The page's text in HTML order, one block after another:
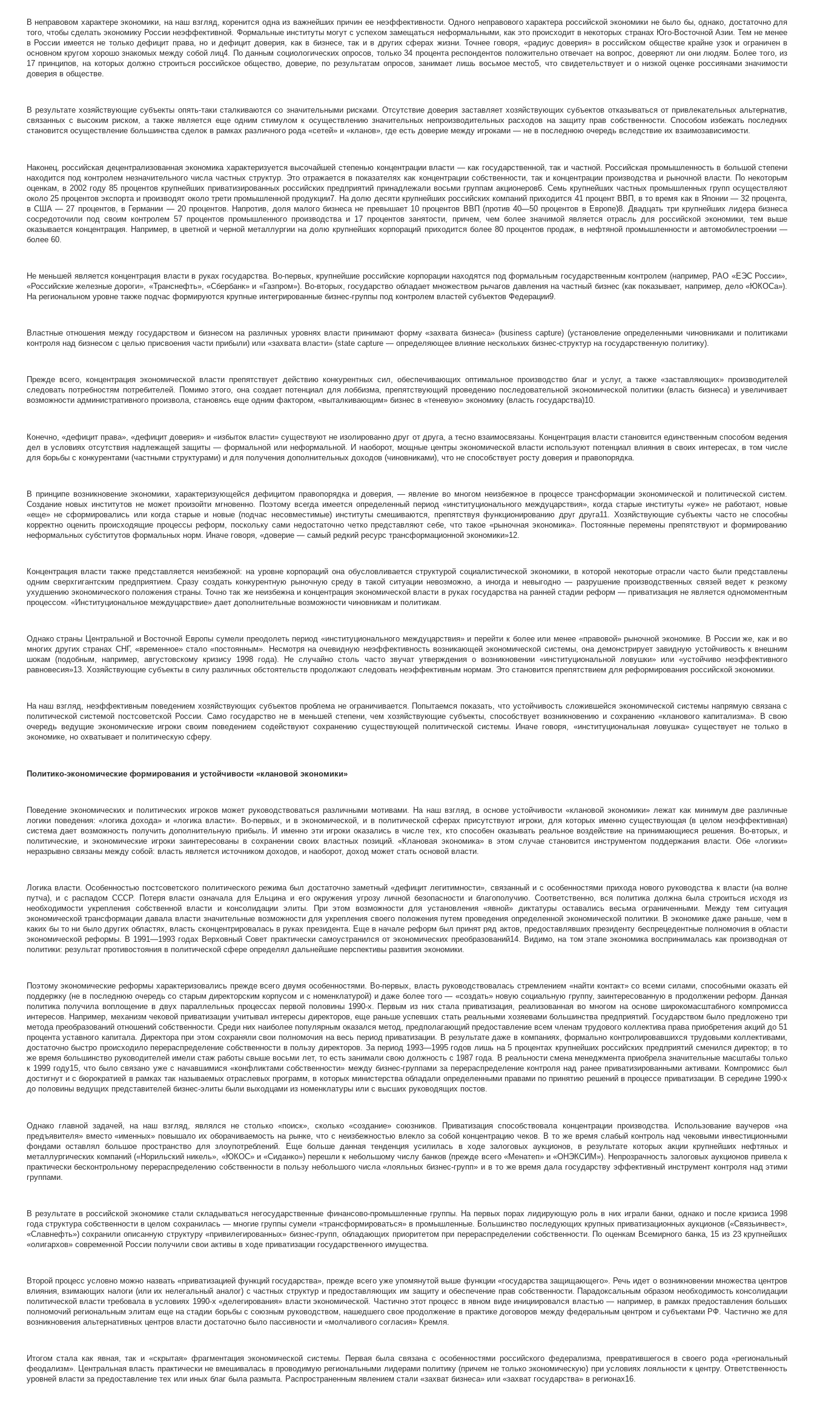
В неправовом характере экономики, на наш взгляд, коренится одна из важнейших причин ее неэффективности. Одного неправового характера российской экономики не было бы, однако, достаточно для
того, чтобы сделать экономику России неэффективной. Формальные институты могут с успехом замещаться неформальными, как это происходит в некоторых странах Юго-Восточной Азии. Тем не менее
в России имеется не только дефицит права, но и дефицит доверия, как в бизнесе, так и в других сферах жизни. Точнее говоря, «радиус доверия» в российском обществе крайне узок и ограничен в
основном кругом хорошо знакомых между собой лиц4. По данным социологических опросов, только 34 процента респондентов положительно отвечает на вопрос, доверяют ли они людям. Более того, из
17 принципов, на которых должно строиться российское общество, доверие, по результатам опросов, занимает лишь восьмое место5, что свидетельствует и о низкой оценке россиянами значимости
доверия в обществе.
В результате хозяйствующие субъекты опять-таки сталкиваются со значительными рисками. Отсутствие доверия заставляет хозяйствующих субъектов отказываться от привлекательных альтернатив,
связанных с высоким риском, а также является еще одним стимулом к осуществлению значительных непроизводительных расходов на защиту прав собственности. Способом избежать последних
становится осуществление большинства сделок в рамках различного рода «сетей» и «кланов», где есть доверие между игроками — не в последнюю очередь вследствие их взаимозависимости.
Наконец, российская децентрализованная экономика характеризуется высочайшей степенью концентрации власти — как государственной, так и частной. Российская промышленность в большой степени
находится под контролем незначительного числа частных структур. Это отражается в показателях как концентрации собственности, так и концентрации производства и рыночной власти. По некоторым
оценкам, в 2002 году 85 процентов крупнейших приватизированных российских предприятий принадлежали восьми группам акционеров6. Семь крупнейших частных промышленных групп осуществляют
около 25 процентов экспорта и производят около трети промышленной продукции7. На долю десяти крупнейших российских компаний приходится 41 процент ВВП, в то время как в Японии — 32 процента,
в США — 27 процентов, в Германии — 20 процентов. Напротив, доля малого бизнеса не превышает 10 процентов ВВП (против 40—50 процентов в Европе)8. Двадцать три крупнейших лидера бизнеса
сосредоточили под своим контролем 57 процентов промышленного производства и 17 процентов занятости, причем, чем более значимой является отрасль для российской экономики, тем выше
оказывается концентрация. Например, в цветной и черной металлургии на долю крупнейших корпораций приходится более 80 процентов продаж, в нефтяной промышленности и автомобилестроении —
более 60.
Не меньшей является концентрация власти в руках государства. Во-первых, крупнейшие российские корпорации находятся под формальным государственным контролем (например, РАО «ЕЭС России»,
«Российские железные дороги», «Транснефть», «Сбербанк» и «Газпром»). Во-вторых, государство обладает множеством рычагов давления на частный бизнес (как показывает, например, дело «ЮКОСа»).
На региональном уровне также подчас формируются крупные интегрированные бизнес-группы под контролем властей субъектов Федерации9.
Властные отношения между государством и бизнесом на различных уровнях власти принимают форму «захвата бизнеса» (business capture) (уста­новление определенными чиновниками и политиками
контроля над бизнесом с целью присвоения части прибыли) или «захвата власти» (state capture — определяющее влияние нескольких бизнес-структур на государственную политику).
Прежде всего, концентрация экономической власти препятствует действию конкурентных сил, обеспечивающих оптимальное производство благ и услуг, а также «заставляющих» производителей
следовать потребностям потребителей. Помимо этого, она создает потенциал для лоббизма, препятствующий проведению последовательной экономической политики (власть бизнеса) и увеличивает
возможности административного произвола, становясь еще одним фактором, «выталкивающим» бизнес в «теневую» экономику (власть государства)10.
Конечно, «дефицит права», «дефицит доверия» и «избыток власти» существуют не изолированно друг от друга, а тесно взаимосвязаны. Концентрация власти становится единственным способом ведения
дел в условиях отсутствия надлежащей защиты — формальной или неформальной. И наоборот, мощные центры экономической власти используют потенциал влияния в своих интересах, в том числе
для борьбы с конкурентами (частными структурами) и для получения дополнительных доходов (чиновниками), что не способствует росту доверия и правопорядка.
В принципе возникновение экономики, характеризующейся дефицитом правопорядка и доверия, — явление во многом неизбежное в процессе трансформации экономической и политической систем.
Создание новых институтов не может произойти мгновенно. Поэтому всегда имеется определенный период «институционального междуцарствия», когда старые институты «уже» не работают, новые
«еще» не сформировались или когда старые и новые (подчас несовместимые) институты смешиваются, препятствуя функционированию друг друга11. Хозяйствующие субъекты часто не способны
корректно оценить происходящие процессы реформ, поскольку сами недостаточно четко представляют себе, что такое «рыночная экономика». Постоянные перемены препятствуют и формированию
неформальных субститутов формальных норм. Иначе говоря, «доверие — самый редкий ресурс трансформационной экономики»12.
Концентрация власти также представляется неизбежной: на уровне корпораций она обусловливается структурой социалистической экономики, в которой некоторые отрасли часто были представлены
одним сверхгигантским предприятием. Сразу создать конкурентную рыночную среду в такой ситуации невозможно, а иногда и невыгодно — разрушение производственных связей ведет к резкому
ухудшению экономического положения страны. Точно так же неизбежна и концентрация экономической власти в руках государства на ранней стадии реформ — приватизация не является одномоментным
процессом. «Институциональное междуцарствие» дает дополнительные возможности чиновникам и политикам.
Однако страны Центральной и Восточной Европы сумели преодолеть период «институционального междуцарствия» и перейти к более или менее «правовой» рыночной экономике. В России же, как и во
многих других странах СНГ, «временное» стало «постоянным». Несмотря на очевидную неэффективность возникающей экономической системы, она демонстрирует завидную устойчивость к внешним
шокам (подобным, например, августовскому кризису 1998 года). Не случайно столь часто звучат утверждения о возникновении «институциональной ловушки» или «устойчиво неэффективного
равновесия»13. Хозяйствующие субъекты в силу различных обстоятельств продолжают следовать неэффективным нормам. Это становится препятствием для реформирования российской экономики.
На наш взгляд, неэффективным поведением хозяйствующих субъектов проблема не ограничивается. Попытаемся показать, что устойчивость сложившейся экономической системы напрямую связана с
политической системой постсоветской России. Само государство не в меньшей степени, чем хозяйствующие субъекты, способствует возникновению и сохранению «кланового капитализма». В свою
очередь ведущие экономические игроки своим поведением содействуют сохранению существующей политической системы. Иначе говоря, «институциональная ловушка» существует не только в
экономике, но охватывает и политическую сферу.
Политико-экономические формирования и устойчивости «клановой экономики»
Поведение экономических и политических игроков может руководствоваться различными мотивами. На наш взгляд, в основе устойчивости «клановой экономики» лежат как минимум две различные
логики поведения: «логика дохода» и «логика власти». Во-первых, и в экономической, и в политической сферах присутствуют игроки, для которых именно существующая (в целом неэффективная)
система дает возможность получить дополнительную прибыль. И именно эти игроки оказались в числе тех, кто способен оказывать реальное воздействие на принимающиеся решения. Во-вторых, и
политические, и экономические игроки заинтересованы в сохранении своих властных позиций. «Клановая экономика» в этом случае становится инструментом поддержания власти. Обе «логики»
неразрывно связаны между собой: власть является источником доходов, и наоборот, доход может стать основой власти.
Логика власти. Особенностью постсоветского политического режима был достаточно заметный «дефицит легитимности», связанный и с особенностями прихода нового руководства к власти (на волне
путча), и с распадом СССР. Потеря власти означала для Ельцина и его окружения угрозу личной безопасности и благополучию. Соответственно, вся политика должна была строиться исходя из
необходимости укрепления собственной власти и консолидации элиты. При этом возможности для установления «явной» диктатуры оставались весьма ограниченными. Между тем ситуация
экономической трансформации давала власти значительные возможности для укрепления своего положения путем проведения определенной экономической политики. В экономике даже раньше, чем в
каких бы то ни было других областях, власть сконцентрировалась в руках президента. Еще в начале реформ был принят ряд актов, предоставлявших президенту беспрецедентные полномочия в области
экономической реформы. В 1991—1993 годах Верховный Совет практически самоустранился от экономических преобразований14. Видимо, на том этапе экономика воспринималась как производная от
политики: результат противостояния в политической сфере определял дальнейшие перспективы развития экономики.
Поэтому экономические реформы характеризовались прежде всего двумя особенностями. Во-первых, власть руководствовалась стремлением «найти контакт» со всеми силами, способными оказать ей
поддержку (не в последнюю очередь со старым директорским корпусом и с номенклатурой) и даже более того — «создать» новую социальную группу, заинтересованную в продолжении реформ. Данная
политика получила воплощение в двух параллельных процессах первой половины 1990-х. Первым из них стала приватизация, реализованная во многом на основе широкомасштабного компромисса
интересов. Например, механизм чековой приватизации учитывал интересы директоров, еще раньше успевших стать реальными хозяевами большинства предприятий. Государством было предложено три
метода преобразований отношений собственности. Среди них наиболее популярным оказался метод, предполагающий предоставление всем членам трудового коллектива права приобретения акций до 51
процента уставного капитала. Директора при этом сохраняли свои полномочия на весь период приватизации. В результате даже в компаниях, формально контролировавшихся трудовыми коллективами,
достаточно быстро происходило перераспределение собственности в пользу директоров. За период 1993—1995 годов лишь на 5 процентах крупнейших российских предприятий сменился директор; в то
же время большинство руководителей имели стаж работы свыше восьми лет, то есть занимали свою должность с 1987 года. В реальности смена менеджмента приобрела значительные масштабы только
к 1999 году15, что было связано уже с начавшимися «конфликтами собственности» между бизнес-группами за перераспределение контроля над ранее приватизированными активами. Компромисс был
достигнут и с бюрократией в рамках так называемых отраслевых программ, в которых министерства обладали определенными правами по принятию решений в процессе приватизации. В середине 1990-х
до половины ведущих представителей бизнес-элиты были выходцами из номенклатуры или с высших руководящих постов.
Однако главной задачей, на наш взгляд, являлся не столько «поиск», сколько «создание» союзников. Приватизация способствовала концентрации производства. Использование ваучеров «на
предъявителя» вместо «именных» повышало их оборачиваемость на рынке, что с неизбежностью влекло за собой концентрацию чеков. В то же время слабый контроль над чековыми инвестиционными
фондами оставлял большое пространство для злоупотреблений. Еще больше данная тенденция усилилась в ходе залоговых аукционов, в результате которых акции крупнейших нефтяных и
металлургических компаний («Норильский никель», «ЮКОС» и «Сиданко») перешли к небольшому числу банков (прежде всего «Менатеп» и ­«ОНЭКСИМ»). Непрозрачность залоговых аукционов привела к
практически бесконтрольному перераспределению собственности в пользу небольшого числа «лояльных бизнес-групп» и в то же время дала государству эффективный инструмент контроля над этими
группами.
В результате в российской экономике стали складываться негосударственные финансово-промышленные группы. На первых порах лидирующую роль в них играли банки, однако и после кризиса 1998
года структура собственности в целом сохранилась — многие группы сумели «трансформироваться» в промышленные. Большинство последующих крупных приватизационных аукционов («Связьинвест»,
«Славнефть») сохранили описанную структуру «привилегированных» бизнес-групп, обладающих приоритетом при перераспределении собственности. По оценкам Всемирного банка, 15 из 23 крупнейших
«олигархов» современной России получили свои активы в ходе приватизации государственного имущества.
Второй процесс условно можно назвать «приватизацией функций государства», прежде всего уже упомянутой выше функции «государства защищающего». Речь идет о возникновении множества центров
влияния, взимающих налоги (или их нелегальный аналог) с частных структур и предоставляющих им защиту и обеспечение прав собственности. Парадоксальным образом необходимость консолидации
политической власти требовала в условиях 1990-х «делегирования» власти экономической. Частично этот процесс в явном виде инициировался властью — например, в рамках предоставления больших
полномочий региональным элитам еще на стадии борьбы с союзным руководством, нашедшего свое продолжение в практике договоров между федеральным центром и субъектами РФ. Частично же для
возникновения альтернативных центров власти достаточно было пассивности и «молчаливого согласия» Кремля.
Итогом стала как явная, так и «скрытая» фрагментация экономической системы. Первая была связана с особенностями российского федерализма, превратившегося в своего рода «региональный
феодализм». Центральная власть практически не вмешивалась в проводимую региональными лидерами политику (причем не только экономическую) при условиях лояльности к центру. Ответственность
уровней власти за предоставление тех или иных благ была размыта. Распространенным явлением стали «за­хват бизнеса» или «захват государства» в регионах16.